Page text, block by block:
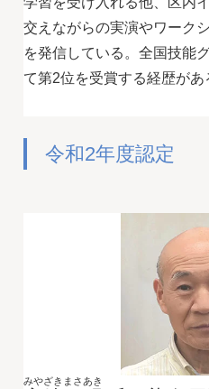
交えながらの実演やワーク
を発信している。全国技能
て第2位を受賞する経歴があ
令和2年度認定
みやざきまさあき